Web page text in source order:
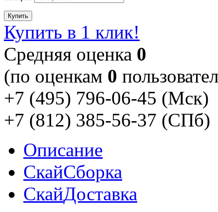
Купить
Купить в 1 клик!
Cредняя оценка 0
(по оценкам 0
+7 (495) 796-06-45 (Мск)
+7 (812) 385-56-37 (СПб)
Описание
СкайСборка
СкайДоставка